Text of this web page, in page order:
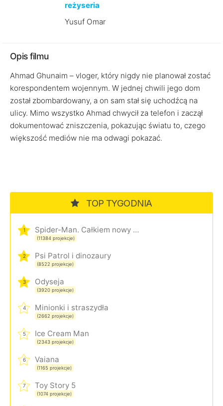
reżyseria
Yusuf Omar
Opis filmu
Ahmad Ghunaim – vloger, który nigdy nie planował zostać
korespondentem wojennym. W jednej chwili jego dom
został zbombardowany, a on sam stał się uchodźcą na
ulicy. Mimo wszystko Ahmad chwycił za telefon i zaczął
dokumentować zniszczenia, pokazując światu to, czego
większość mediów nie ma odwagi pokazać.
TOP TYGODNIA
1 Spider-Man. Całkiem nowy dzień
(11384 projekcje)
2 Psi Patrol i dinozaury
(8522 projekcje)
3 Odyseja
(3920 projekcje)
4 Minionki i straszydła
(2662 projekcje)
5 Ice Cream Man
(2343 projekcje)
6 Vaiana
(1165 projekcje)
7 Toy Story 5
(1074 projekcje)